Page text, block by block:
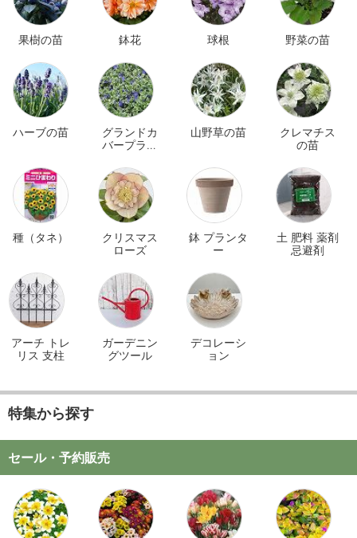
果樹の苗 鉢花 球根 野菜の苗
ハーブの苗
グランドカ
バープラン
山野草の苗
クレマチス
の苗
種（タネ）
クリスマス
ローズ
鉢 プランタ
ー
土 肥料 薬剤
忌避剤
アーチ トレ
リス 支柱
ガーデニン
グツール
デコレーシ
ョン
特集から探す
セール・予約販売